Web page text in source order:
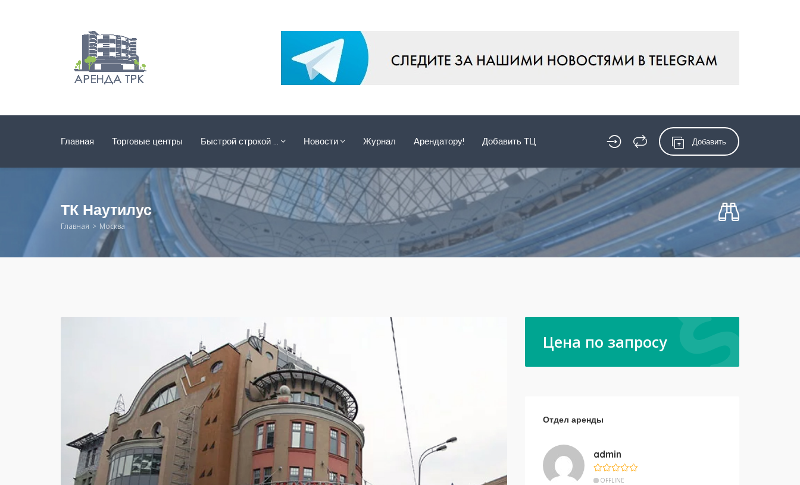
Главная Торговые центры Быстрой строкой … Новости Журнал Арендатору! Добавить ТЦ Добавить
ТК Наутилус
Главная Москва
Цена по запросу
Отдел аренды
admin
OFFLINE